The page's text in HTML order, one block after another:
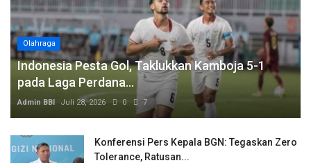
Olahraga
Indonesia Pesta Gol, Taklukkan Kamboja 5-1
pada Laga Perdana...
Admin BBI Juli 28, 2026 0 7
Konferensi Pers Kepala BGN: Tegaskan Zero
Tolerance, Ratusan...